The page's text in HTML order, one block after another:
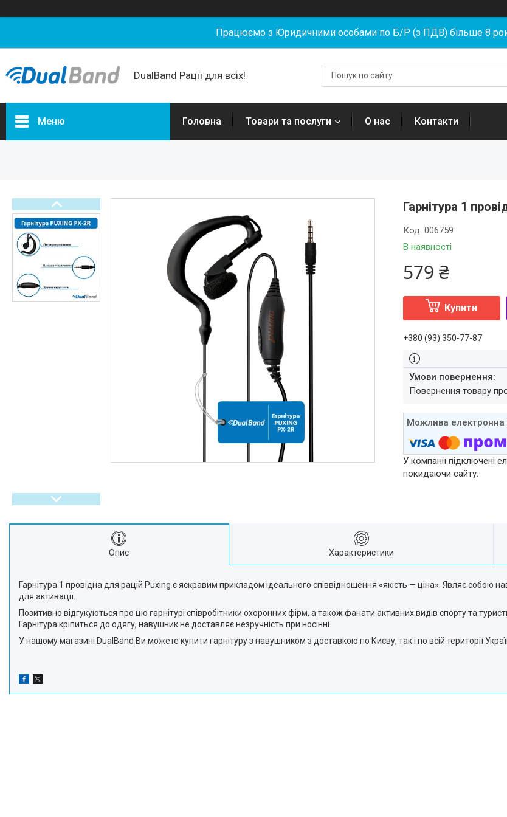
Працюємо з Юридичними особами по Б/Р (з ПДВ) більше 8
DualBand Рації для всіх!
Меню
Статті
О нас
Відгуки
Головна Товари та послуги О нас Контакти
Гарнітура 1
В наявності
Код: 006759
579 ₴
Купити
+380 (93) 350-77-87
повернення товару
У компанії підключені
покидаючи сайту.
Опис Характеристики
Гарнітура 1 провідна для рацій Puxing є яскравим прикладом ідеального співвідношення «якість — ціна». Являє
для активації.
Позитивно відгукуються про цю гарнітурі співробітники охоронних фірм, а також фанати активних видів спорту та
Гарнітура кріпиться до одягу, навушник не доставляє незручність при носінні.
У нашому магазині DualBand Ви можете купити гарнітуру з навушником з доставкою по Києву, так і по всій території